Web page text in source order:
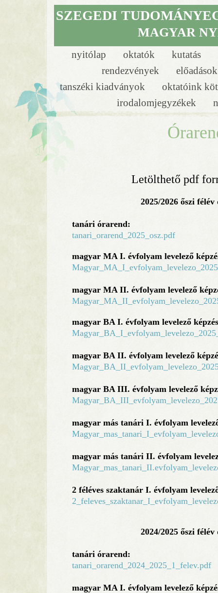
nyitólap oktatók
kutatás
rendezvények
tanszéki kiadványok
oktatóink
irodalomjegyzékek
SZEGEDI
MAGYAR
Letölthető pdf
2025/2026 őszi
tanári órarend:
tanari_orarend_2025_osz.pdf
magyar MA I. évfolyam levelező
magyar MA II. évfolyam levelező
magyar BA I. évfolyam levelező
magyar BA II. évfolyam levelező
magyar BA III. évfolyam levelező
magyar más tanári I. évfolyam
magyar más tanári II. évfolyam
2 féléves szaktanár I. évfolyam
2024/2025 őszi
tanári órarend:
tanari_orarend_2024_2025_1_felev.pdf
magyar MA I. évfolyam levelező